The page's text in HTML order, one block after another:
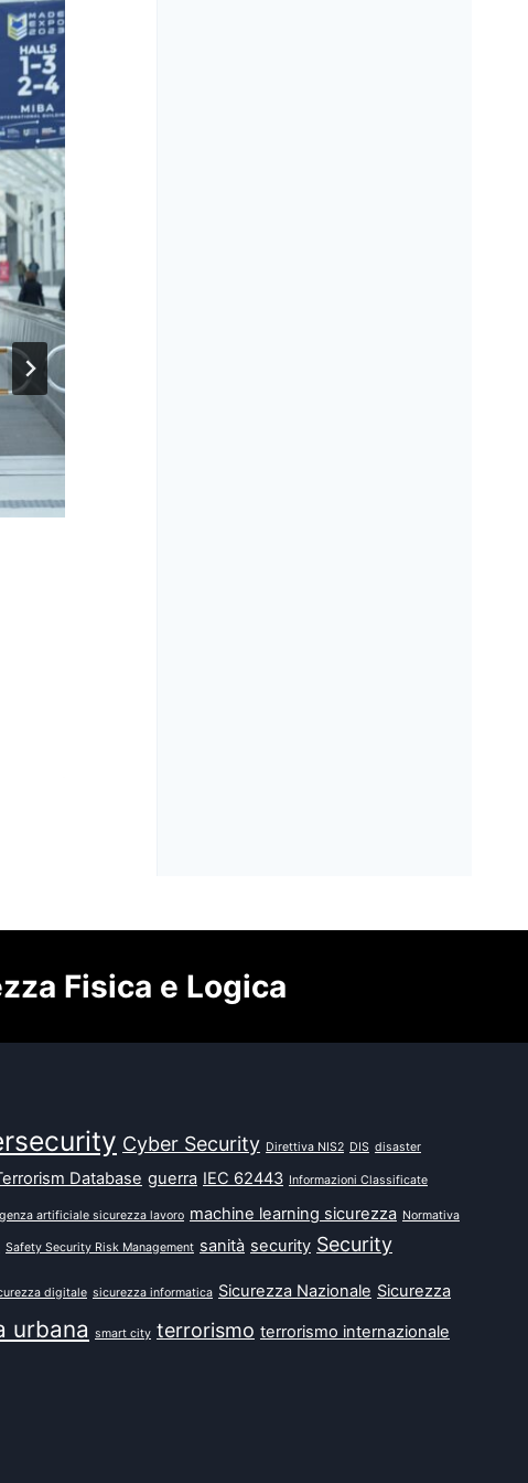
Fisica e Logica
Cyber Security Direttiva NIS2 DIS disaster
Database guerra IEC 62443 Informazioni Classificate
artificiale sicurezza lavoro machine learning sicurezza Normativa
Safety Security Risk Management sanità security Security
digitale sicurezza informatica Sicurezza Nazionale Sicurezza
urbana smart city terrorismo terrorismo internazionale